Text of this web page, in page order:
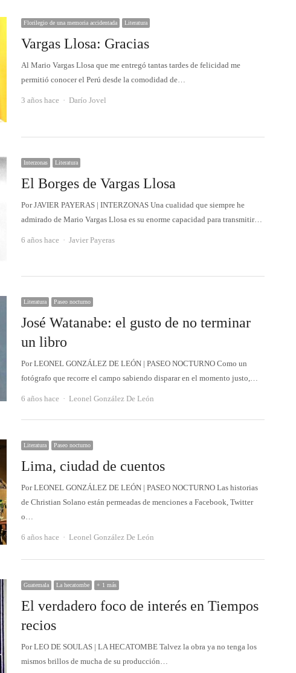
Florilegio de una memoria accidentada Literatura
Vargas Llosa: Gracias
Al Mario Vargas Llosa que me entregó tantas tardes de felicidad me
permitió conocer el Perú desde la comodidad de…
3 años hace Autor
Darío Jovel
Interzonas Literatura
El Borges de Vargas Llosa
Por JAVIER PAYERAS | INTERZONAS Una cualidad que siempre he
admirado de Mario Vargas Llosa es su enorme capacidad para transmitir…
6 años hace Autor
Javier Payeras
Literatura Paseo nocturno
José Watanabe: el gusto de no terminar
un libro
Por LEONEL GONZÁLEZ DE LEÓN | PASEO NOCTURNO Como un
fotógrafo que recorre el campo sabiendo disparar en el momento justo,…
6 años hace Autor
Leonel González De León
Literatura Paseo nocturno
Lima, ciudad de cuentos
Por LEONEL GONZÁLEZ DE LEÓN | PASEO NOCTURNO Las historias
de Christian Solano están permeadas de menciones a Facebook, Twitter
o…
6 años hace Autor
Leonel González De León
Guatemala La hecatombe + 1 más
El verdadero foco de interés en Tiempos
recios
Por LEO DE SOULAS | LA HECATOMBE Talvez la obra ya no tenga los
mismos brillos de mucha de su producción…